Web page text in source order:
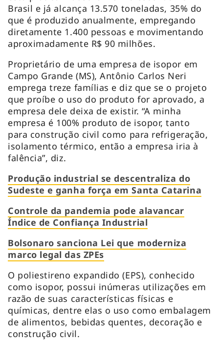
Brasil e já alcança 13.570 toneladas, 35% do
que é produzido anualmente, empregando
diretamente 1.400 pessoas e movimentando
aproximadamente R$ 90 milhões.
Proprietário de uma empresa de isopor em
Campo Grande (MS), Antônio Carlos Neri
emprega treze famílias e diz que se o projeto
que proíbe o uso do produto for aprovado, a
empresa dele deixa de existir. “A minha
empresa é 100% produto de isopor, tanto
para construção civil como para refrigeração,
isolamento térmico, então a empresa iria à
falência”, diz.
Produção industrial se descentraliza do
Sudeste e ganha força em Santa Catarina
Controle da pandemia pode alavancar
Índice de Confiança Industrial
Bolsonaro sanciona Lei que moderniza
marco legal das ZPEs
O poliestireno expandido (EPS), conhecido
como isopor, possui inúmeras utilizações em
razão de suas características físicas e
químicas, dentre elas o uso como embalagem
de alimentos, bebidas quentes, decoração e
construção civil.